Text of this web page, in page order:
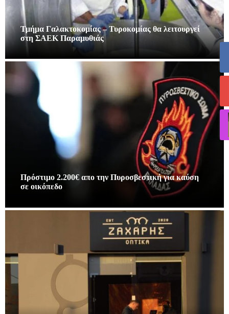
Τμήμα Γαλακτοκομίας – Τυροκομίας θα λειτουργεί
στη ΣΑΕΚ Παραμυθιάς
Πρόστιμο 2.200€ απο την Πυροσβεστική για καύση
σε οικόπεδο